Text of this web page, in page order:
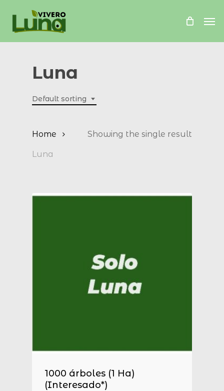
Luna
Default sorting
Showing the single result
Home
Luna
1000 árboles (1 Ha)
(Interesado*)